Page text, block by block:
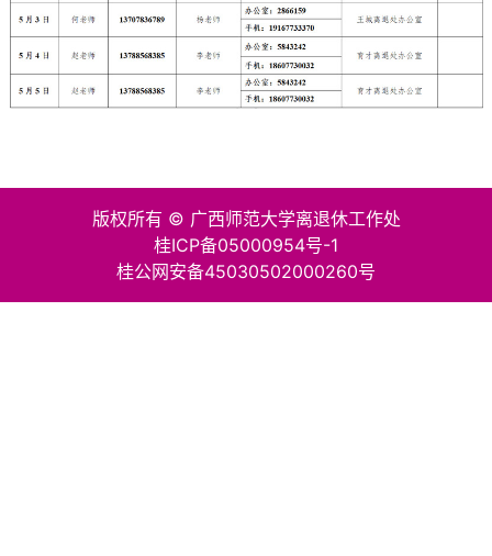
版权所有 © 广西师范大学离退休工作处
桂ICP备05000954号-1
桂公网安备45030502000260号